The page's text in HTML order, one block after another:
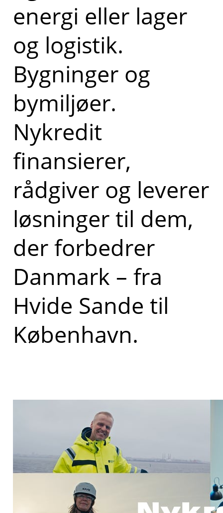
energi eller lager
og logistik.
Bygninger og
bymiljøer.
Nykredit
finansierer,
rådgiver og leverer
løsninger til dem,
der forbedrer
Danmark – fra
Hvide Sande til
København.